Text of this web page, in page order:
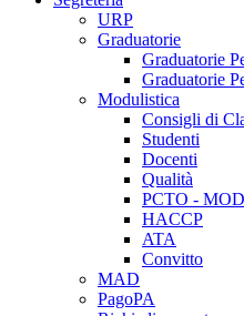
URP
Graduatorie
Graduatorie
Graduatorie
Modulistica
Consigli di
Studenti
Docenti
Qualità
PCTO -
HACCP
ATA
Convitto
MAD
PagoPA